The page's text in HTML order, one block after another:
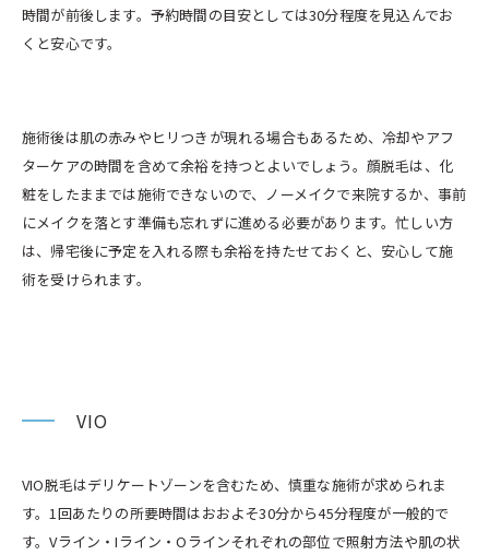
時間が前後します。予約時間の目安としては30分程度を見込んでお
くと安心です。
施術後は肌の赤みやヒリつきが現れる場合もあるため、冷却やアフ
ターケアの時間を含めて余裕を持つとよいでしょう。顔脱毛は、化
粧をしたままでは施術できないので、ノーメイクで来院するか、事前
にメイクを落とす準備も忘れずに進める必要があります。忙しい方
は、帰宅後に予定を入れる際も余裕を持たせておくと、安心して施
術を受けられます。
VIO
VIO脱毛はデリケートゾーンを含むため、慎重な施術が求められま
す。1回あたりの所要時間はおおよそ30分から45分程度が一般的で
す。Vライン・Iライン・Oラインそれぞれの部位で照射方法や肌の状